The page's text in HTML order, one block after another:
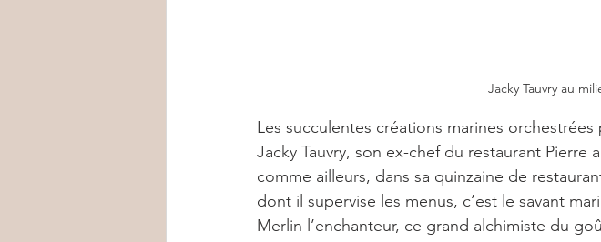
Jacky Tauvry au
Les succulentes créations marines
Jacky Tauvry, son ex-chef du restaurant Pierre
comme ailleurs, dans sa quinzaine de
dont il supervise les menus, c’est le savant
Merlin l’enchanteur, ce grand alchimiste du